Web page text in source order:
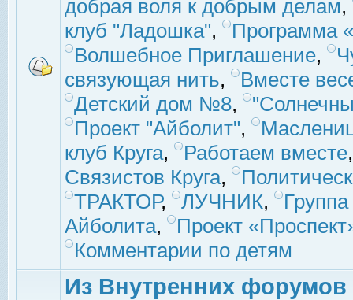
добрая воля к добрым делам,
клуб "Ладошка",
Программа
Волшебное Приглашение,
связующая нить,
Вместе
Детский дом №8,
Проект "Айболит",
клуб Круга, Работаем вместе
Связистов Круга,
ТРАКТОР, ЛУЧНИК,
Айболита,
Проект
Комментарии по детям
Из Внутренних форумов